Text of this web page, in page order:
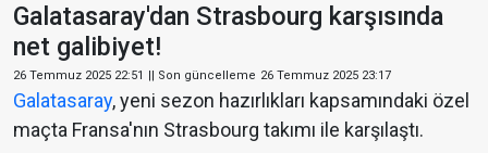
Galatasaray'dan Strasbourg karşısında
net galibiyet!
26 Temmuz 2025 22:51 || Son güncelleme 26 Temmuz 2025 23:17
Galatasaray, yeni sezon hazırlıkları kapsamındaki özel
maçta Fransa'nın Strasbourg takımı ile karşılaştı.